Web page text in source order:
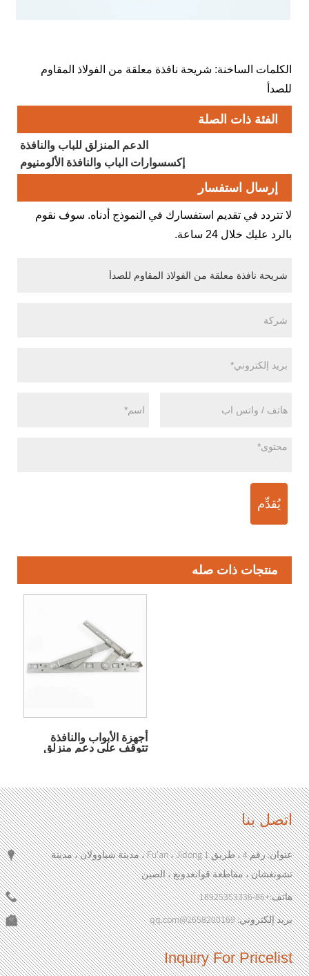
الكلمات الساخنة: شريحة نافذة معلقة من الفولاذ المقاوم
للصدأ
الفئة ذات الصلة
الدعم المنزلق للباب والنافذة
إكسسوارات الباب والنافذة الألومنيوم
إرسال استفسار
لا تتردد في تقديم استفسارك في النموذج أدناه. سوف نقوم
بالرد عليك خلال 24 ساعة.
يُقدِّم
منتجات ذات صله
أجهزة الأبواب والنافذة
تتوقف على دعم منزلق
اتصل بنا
عنوان: رقم 4 ، طريق Fu'an ، Jidong 1 ، مدينة شياوولان ، مدينة
تشونغشان ، مقاطعة قوانغدونغ ، الصين
هاتف:+86-18925353336
بريد إلكتروني:2658200169@qq.com
Inquiry For Pricelist